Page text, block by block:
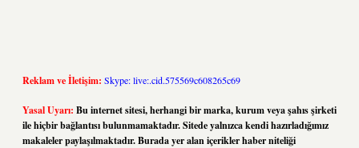
Reklam ve İletişim: Skype: live:.cid.575569c608265c69
Yasal Uyarı: Bu internet sitesi, herhangi bir marka, kurum veya şahıs şirketi
ile hiçbir bağlantısı bulunmamaktadır. Sitede yalnızca kendi hazırladığımız
makaleler paylaşılmaktadır. Burada yer alan içerikler haber niteliği